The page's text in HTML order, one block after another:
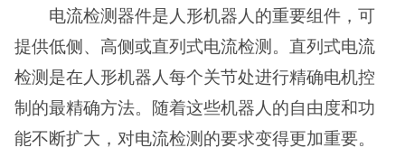
电流检测器件是人形机器人的重要组件，可
提供低侧、高侧或直列式电流检测。直列式电流
检测是在人形机器人每个关节处进行精确电机控
制的最精确方法。随着这些机器人的自由度和功
能不断扩大，对电流检测的要求变得更加重要。